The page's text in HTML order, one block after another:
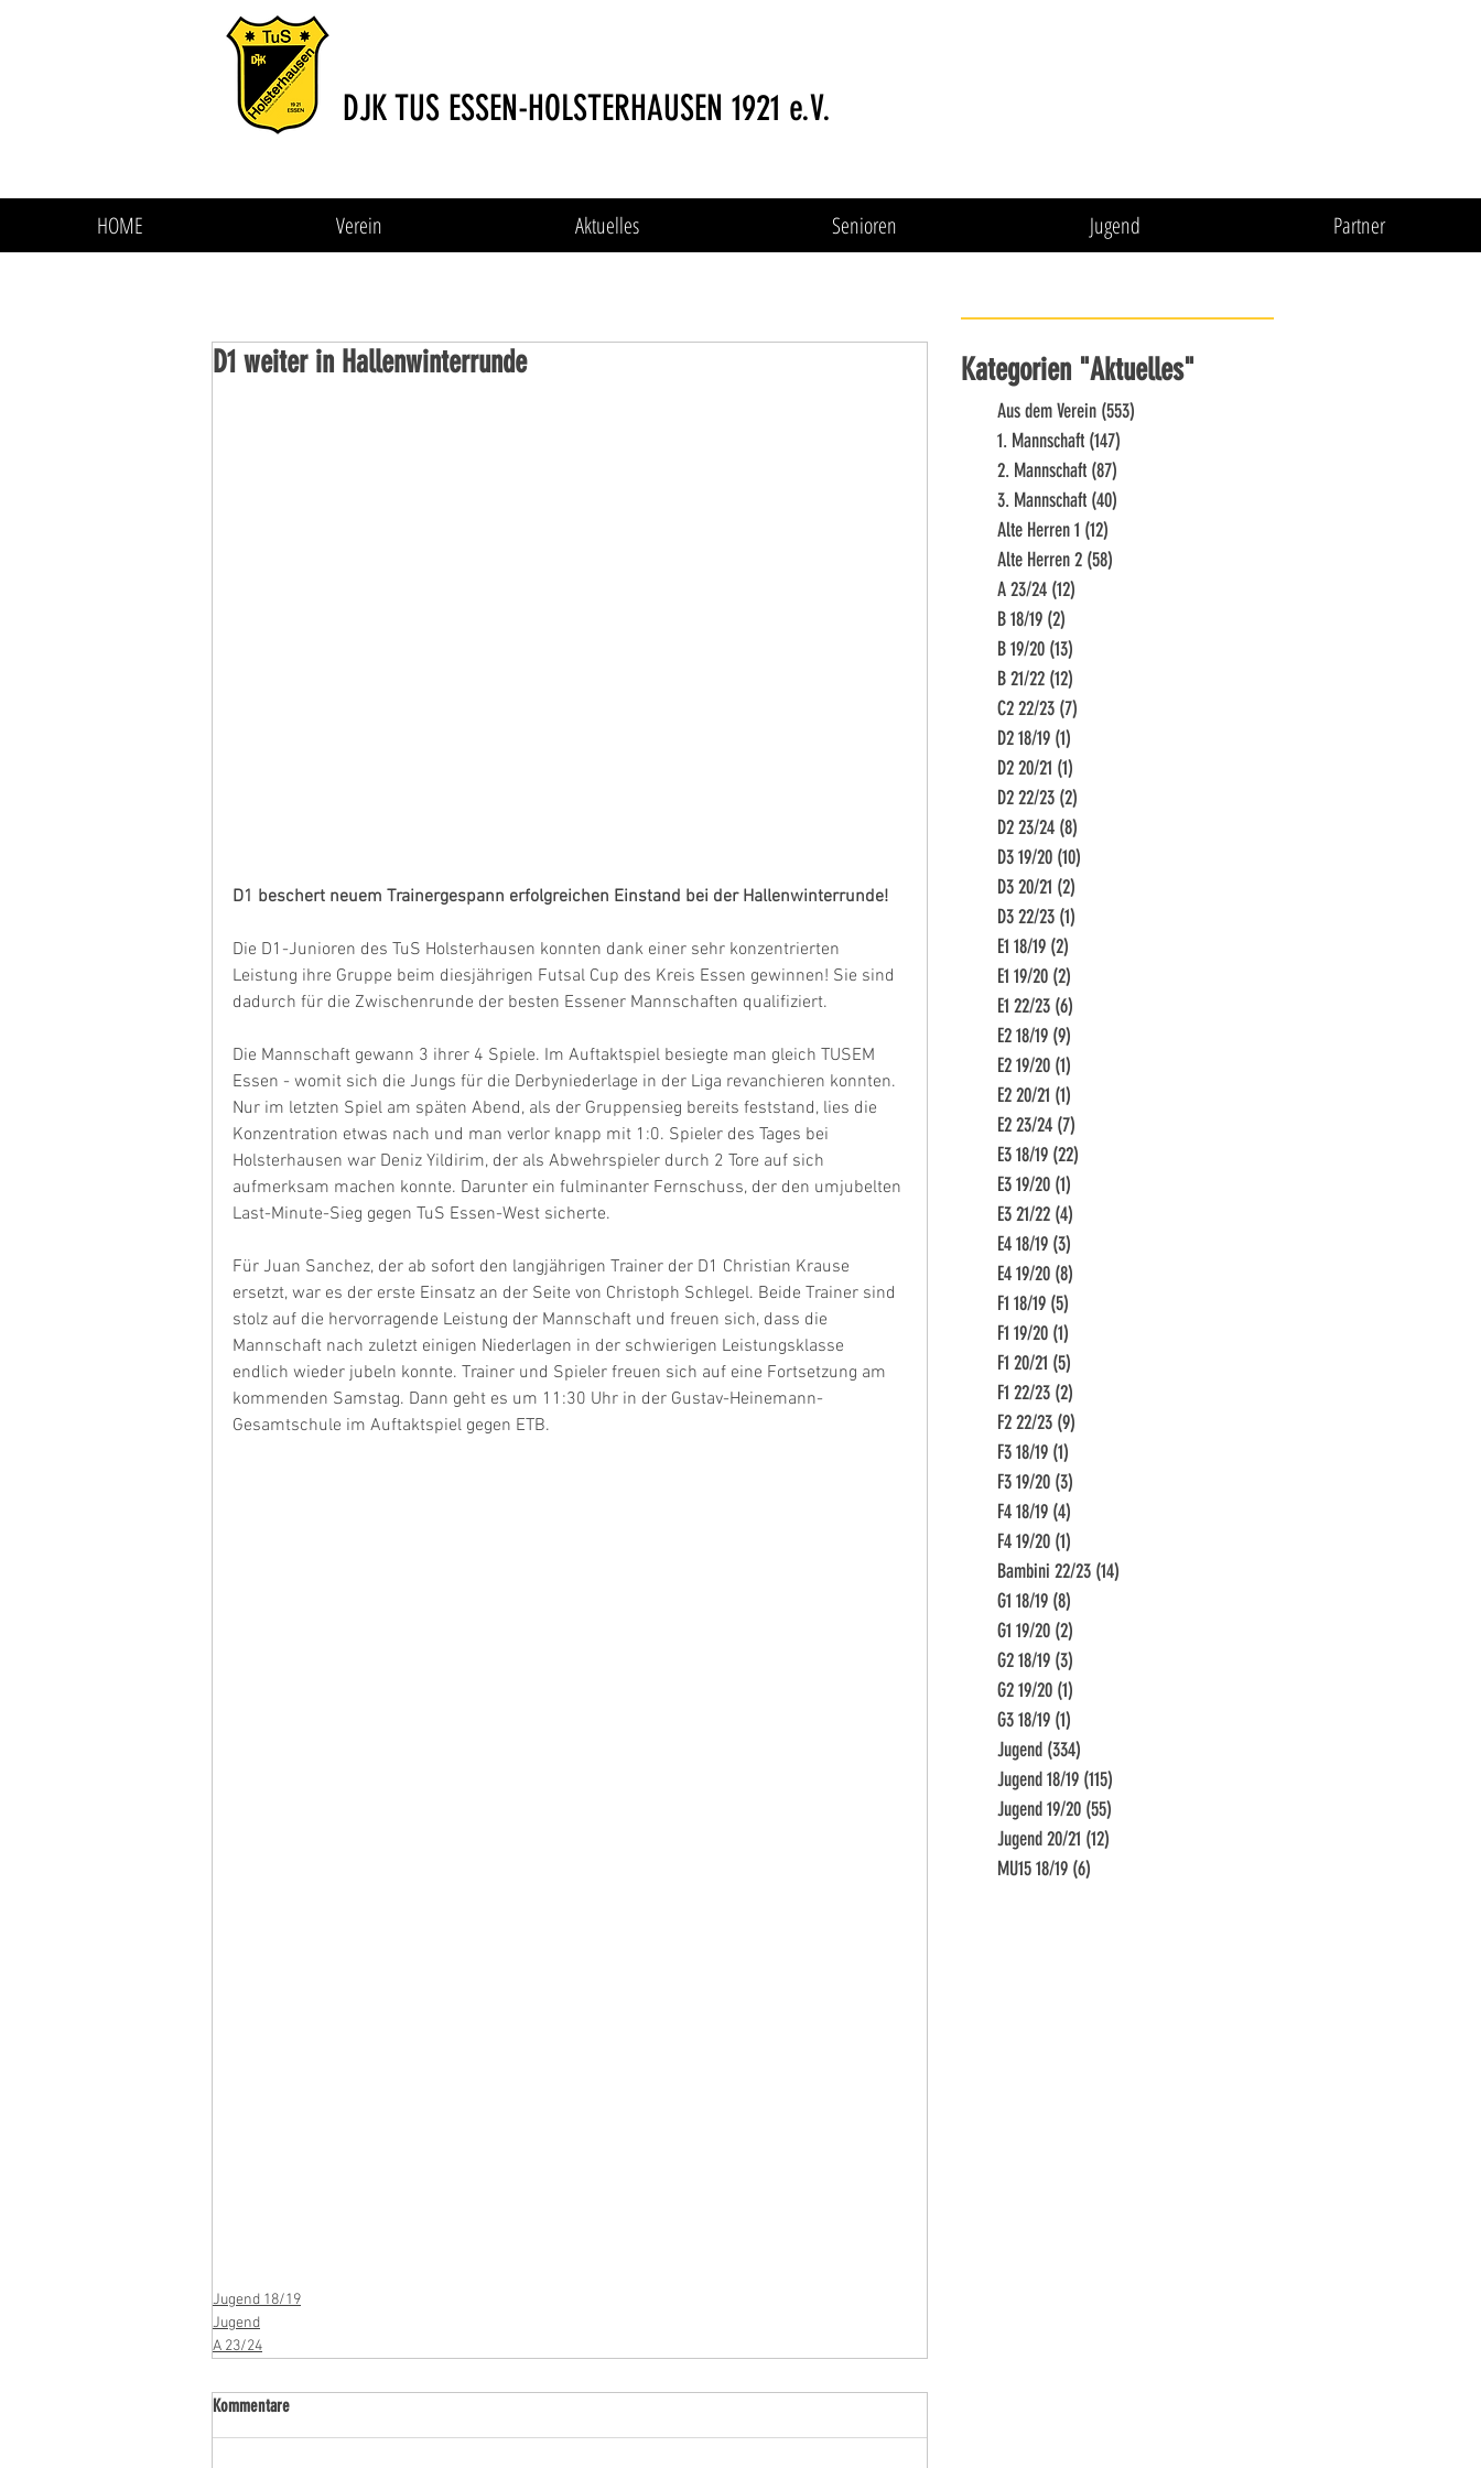
DJK TUS ESSEN-HOLSTERHAUSEN 1921 e.V.
HOME Verein Aktuelles Senioren Jugend Partner
D1 weiter in Hallenwinterrunde
D1 beschert neuem Trainergespann erfolgreichen Einstand bei der Hallenwinterrunde!
Die D1-Junioren des TuS Holsterhausen konnten dank einer sehr konzentrierten
Leistung ihre Gruppe beim diesjährigen Futsal Cup des Kreis Essen gewinnen! Sie sind
dadurch für die Zwischenrunde der besten Essener Mannschaften qualifiziert.
Die Mannschaft gewann 3 ihrer 4 Spiele. Im Auftaktspiel besiegte man gleich TUSEM
Essen - womit sich die Jungs für die Derbyniederlage in der Liga revanchieren konnten.
Nur im letzten Spiel am späten Abend, als der Gruppensieg bereits feststand, lies die
Konzentration etwas nach und man verlor knapp mit 1:0. Spieler des Tages bei
Holsterhausen war Deniz Yildirim, der als Abwehrspieler durch 2 Tore auf sich
aufmerksam machen konnte. Darunter ein fulminanter Fernschuss, der den umjubelten
Last-Minute-Sieg gegen TuS Essen-West sicherte.
Für Juan Sanchez, der ab sofort den langjährigen Trainer der D1 Christian Krause
ersetzt, war es der erste Einsatz an der Seite von Christoph Schlegel. Beide Trainer sind
stolz auf die hervorragende Leistung der Mannschaft und freuen sich, dass die
Mannschaft nach zuletzt einigen Niederlagen in der schwierigen Leistungsklasse
endlich wieder jubeln konnte. Trainer und Spieler freuen sich auf eine Fortsetzung am
kommenden Samstag. Dann geht es um 11:30 Uhr in der Gustav-Heinemann-
Gesamtschule im Auftaktspiel gegen ETB.
Jugend 18/19
Jugend
A 23/24
Kommentare
Kategorien "Aktuelles"
Aus dem Verein (553)
1. Mannschaft (147)
2. Mannschaft (87)
3. Mannschaft (40)
Alte Herren 1 (12)
Alte Herren 2 (58)
A 23/24 (12)
B 18/19 (2)
B 19/20 (13)
B 21/22 (12)
C2 22/23 (7)
D2 18/19 (1)
D2 20/21 (1)
D2 22/23 (2)
D2 23/24 (8)
D3 19/20 (10)
D3 20/21 (2)
D3 22/23 (1)
E1 18/19 (2)
E1 19/20 (2)
E1 22/23 (6)
E2 18/19 (9)
E2 19/20 (1)
E2 20/21 (1)
E2 23/24 (7)
E3 18/19 (22)
E3 19/20 (1)
E3 21/22 (4)
E4 18/19 (3)
E4 19/20 (8)
F1 18/19 (5)
F1 19/20 (1)
F1 20/21 (5)
F1 22/23 (2)
F2 22/23 (9)
F3 18/19 (1)
F3 19/20 (3)
F4 18/19 (4)
F4 19/20 (1)
Bambini 22/23 (14)
G1 18/19 (8)
G1 19/20 (2)
G2 18/19 (3)
G2 19/20 (1)
G3 18/19 (1)
Jugend (334)
Jugend 18/19 (115)
Jugend 19/20 (55)
Jugend 20/21 (12)
MU15 18/19 (6)